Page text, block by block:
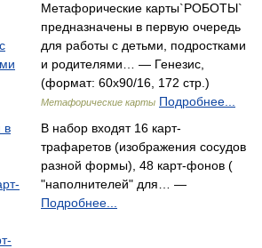
Метафорические карты`РОБОТЫ`
предназначены в первую очередь
для работы с детьми, подростками
и родителями… — Генезис,
(формат: 60x90/16, 172 стр.)
Метафорические карты Подробнее...
в
В набор входят 16 карт-
трафаретов (изображения сосудов
разной формы), 48 карт-фонов (
"наполнителей" для… —
Подробнее...